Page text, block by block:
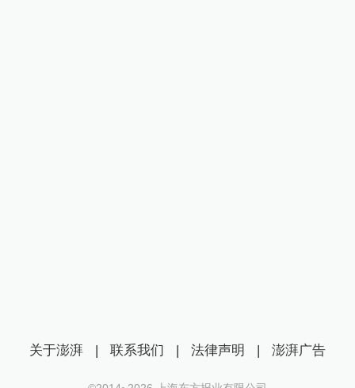
关于澎湃 | 联系我们 | 法律声明 | 澎湃广告